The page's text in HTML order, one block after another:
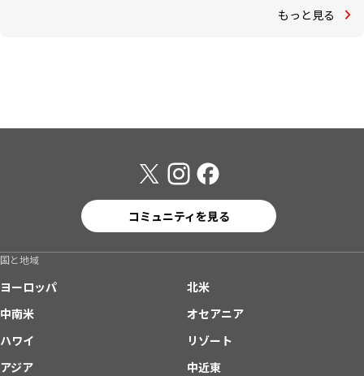
もっと見る
コミュニティを見る
国と地域
ヨーロッパ
北米
中南米
オセアニア
ハワイ
リゾート
アジア
中近東